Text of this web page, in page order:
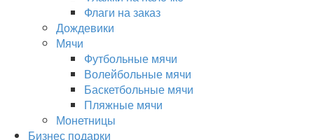
Флаги на заказ
Дождевики
Мячи
Футбольные мячи
Волейбольные мячи
Баскетбольные мячи
Пляжные мячи
Монетницы
Бизнес подарки